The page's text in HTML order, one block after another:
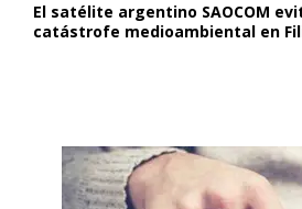
El satélite argentino SAOCOM
catástrofe medioambiental en